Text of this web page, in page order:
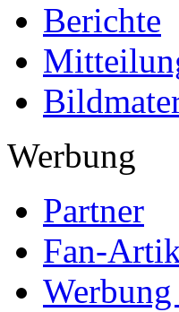
Berichte
Werbung
Partner
Fan-